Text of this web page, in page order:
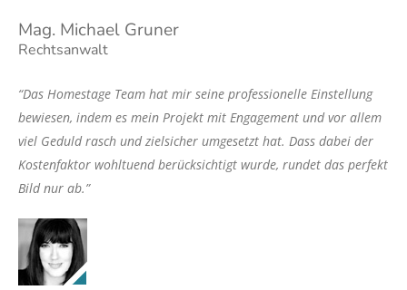
Mag. Michael Gruner
Rechtsanwalt
“Das Homestage Team hat mir seine professionelle Einstellung
bewiesen, indem es mein Projekt mit Engagement und vor allem
viel Geduld rasch und zielsicher umgesetzt hat. Dass dabei der
Kostenfaktor wohltuend berücksichtigt wurde, rundet das perfekt
Bild nur ab.”